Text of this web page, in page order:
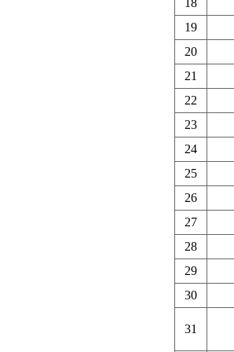
19
20
21
22
23
24
25
26
27
28
29
30
31